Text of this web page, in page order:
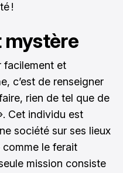
!
mystère
facilement et
c’est de renseigner
rien de tel que de
Cet individu est
société sur ses lieux
le ferait
mission consiste